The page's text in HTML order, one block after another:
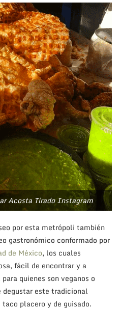
Acosta Tirado Instagram
por esta metrópoli también
gastronómico conformado por
de México, los cuales
fácil de encontrar y a
quienes son veganos o
degustar este tradicional
placero y de guisado.